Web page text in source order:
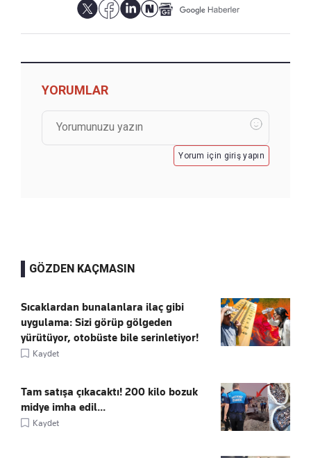
YORUMLAR
Yorum için giriş yapın
GÖZDEN KAÇMASIN
Sıcaklardan bunalanlara ilaç gibi
uygulama: Sizi görüp gölgeden
yürütüyor, otobüste bile serinletiyor!
Kaydet
Tam satışa çıkacaktı! 200 kilo bozuk
midye imha edil...
Kaydet